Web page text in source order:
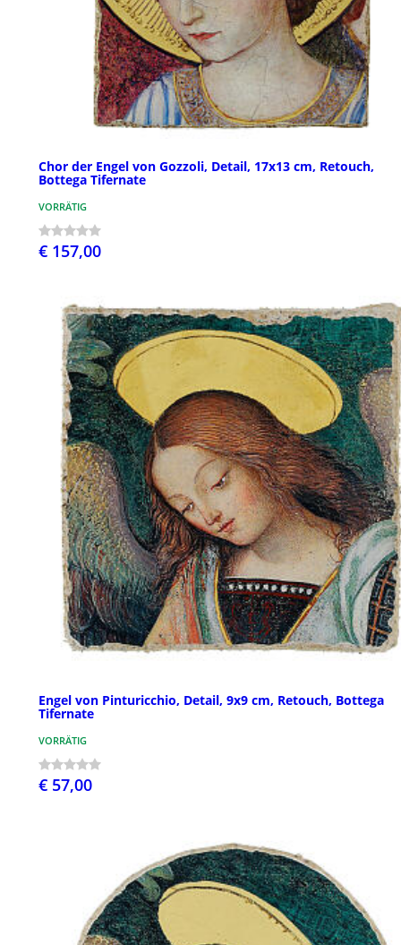
Chor der Engel von Gozzoli, Detail, 17x13 cm, Retouch,
Bottega Tifernate
VORRÄTIG
€ 157,00
Engel von Pinturicchio, Detail, 9x9 cm, Retouch, Bottega
Tifernate
VORRÄTIG
€ 57,00